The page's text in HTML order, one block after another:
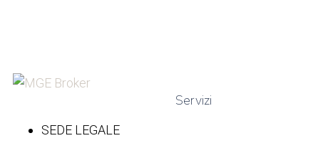
SEDE LEGALE
Servizi